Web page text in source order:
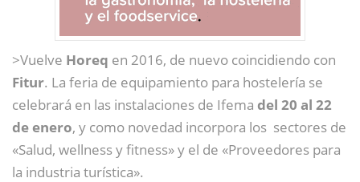
>Vuelve Horeq en 2016, de nuevo coincidiendo con
Fitur. La feria de equipamiento para hostelería se
celebrará en las instalaciones de Ifema del 20 al 22
de enero, y como novedad incorpora los sectores de
«Salud, wellness y fitness» y el de «Proveedores para
la industria turística».